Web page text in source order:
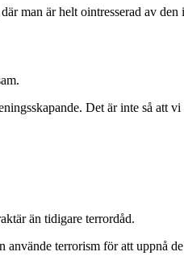
man är helt ointresserad av den
Det är inte så att
än tidigare terrordåd.
terrorism för att uppnå